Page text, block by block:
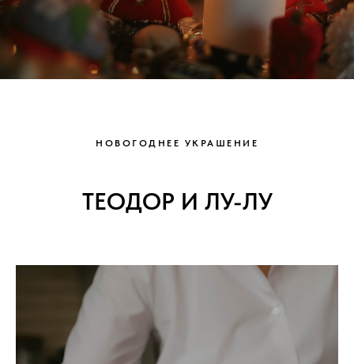
НОВОГОДНЕЕ УКРАШЕНИЕ
ТЕОДОР И ЛУ-ЛУ